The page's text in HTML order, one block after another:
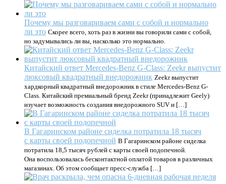
Почему мы разговариваем сами с собой и нормально
ли это Скорее всего, хоть раз в жизни вы говорили сами с собой,
но задумывались ли вы, насколько это нормально.
Китайский ответ Mercedes-Benz G-Class: Zeekr выпустит
люксовый квадратный внедорожник Zeekr выпустит
хардкорный квадратный внедорожник в стиле Mercedes-Benz G-
Class. Китайский премиальный бренд Zeekr (принадлежит Geely)
изучает возможность создания внедорожного SUV и […]
В Гагаринском районе сиделка потратила 18 тысяч
с карты своей подопечной В Гагаринском районе сиделка
потратила 18,5 тысяч рублей с карты своей подопечной.
Она воспользовалась бесконтактной оплатой товаров в различных
магазинах. Об этом сообщает пресс-служба […]